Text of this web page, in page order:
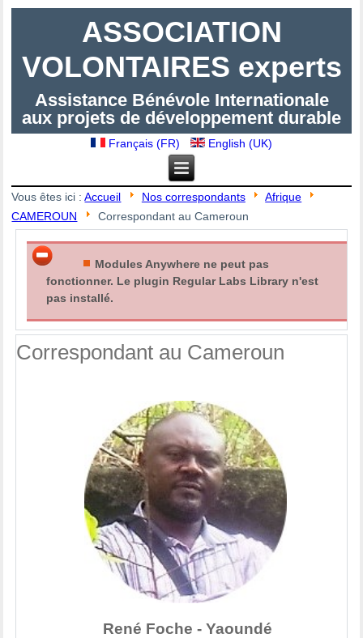
ASSOCIATION
VOLONTAIRES experts
Assistance Bénévole Internationale
aux projets de développement durable
Français (FR) English (UK)
Vous êtes ici :Accueil Nos correspondants
Afrique
CAMEROUN
Correspondant au Cameroun
Modules Anywhere ne peut pas
fonctionner. Le plugin Regular Labs Library n'est
pas installé.
Correspondant au Cameroun
René Foche - Yaoundé